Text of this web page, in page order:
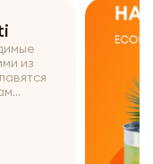
из